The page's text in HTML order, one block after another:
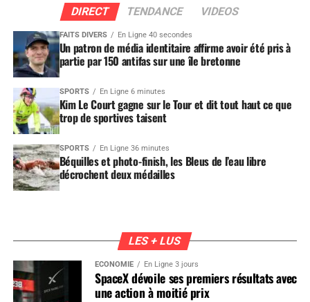
DIRECT TENDANCE VIDEOS
FAITS DIVERS En Ligne 40 secondes
Un patron de média identitaire affirme avoir été pris à
partie par 150 antifas sur une île bretonne
SPORTS En Ligne 6 minutes
Kim Le Court gagne sur le Tour et dit tout haut ce que
trop de sportives taisent
SPORTS En Ligne 36 minutes
Béquilles et photo-finish, les Bleus de l’eau libre
décrochent deux médailles
LES + LUS
ÉCONOMIE En Ligne 3 jours
SpaceX dévoile ses premiers résultats avec
une action à moitié prix